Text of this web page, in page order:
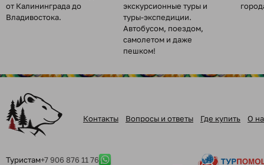
от Калининграда до
Владивостока.
экскурсионные туры и
туры-экспедиции.
Автобусом, поездом,
самолетом и даже
пешком!
Контакты Вопросы и ответы Где купить О
Туристам+7 906 876 11 76